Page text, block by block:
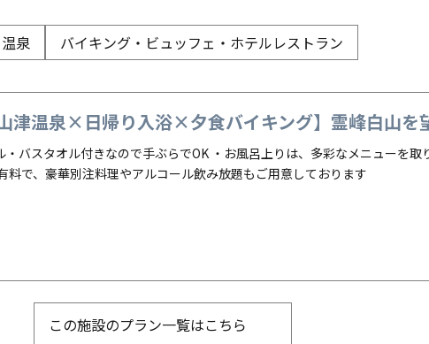
泉 バイキング・ビュッフェ・ホテルレストラン
山津温泉×日帰り入浴×夕食バイキング】霊峰白山を
・バスタオル付きなので手ぶらでOK ・お風呂上りは、多彩なメニューを
料で、豪華別注料理やアルコール飲み放題もご用意しております
この施設のプラン一覧はこちら